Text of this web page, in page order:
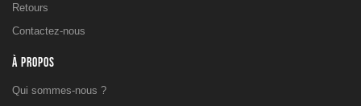
Retours
Contactez-nous
À PROPOS
Qui sommes-nous ?